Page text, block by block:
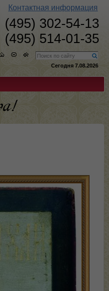
Контактная информация
(495) 302-54-13
(495) 514-01-35
Сегодня 7.08.2026